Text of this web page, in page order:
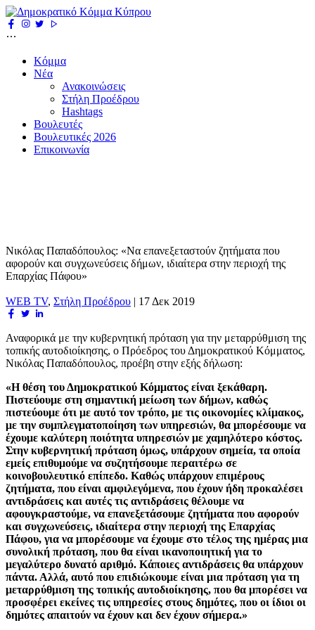
Κόμμα
Νέα
Ανακοινώσεις
Στήλη Προέδρου
Hashtags
Βουλευτές
Βουλευτικές 2026
Επικοινωνία
Νικόλας Παπαδόπουλος: «Να επανεξεταστούν ζητήματα που
αφορούν και συγχωνεύσεις δήμων, ιδιαίτερα στην περιοχή της
Επαρχίας Πάφου»
WEB TV, Στήλη Προέδρου | 17 Δεκ 2019
Αναφορικά με την κυβερνητική πρόταση για την μεταρρύθμιση της
τοπικής αυτοδιοίκησης, ο Πρόεδρος του Δημοκρατικού Κόμματος,
Νικόλας Παπαδόπουλος, προέβη στην εξής δήλωση:
«Η θέση του Δημοκρατικού Κόμματος είναι ξεκάθαρη.
Πιστεύουμε στη σημαντική μείωση των δήμων, καθώς
πιστεύουμε ότι με αυτό τον τρόπο, με τις οικονομίες κλίμακος,
με την συμπλεγματοποίηση των υπηρεσιών, θα μπορέσουμε να
έχουμε καλύτερη ποιότητα υπηρεσιών με χαμηλότερο κόστος.
Στην κυβερνητική πρόταση όμως, υπάρχουν σημεία, τα οποία
εμείς επιθυμούμε να συζητήσουμε περαιτέρω σε
κοινοβουλευτικό επίπεδο. Καθώς υπάρχουν επιμέρους
ζητήματα, που είναι αμφιλεγόμενα, που έχουν ήδη προκαλέσει
αντιδράσεις και αυτές τις αντιδράσεις θέλουμε να
αφουγκραστούμε, να επανεξετάσουμε ζητήματα που αφορούν
και συγχωνεύσεις, ιδιαίτερα στην περιοχή της Επαρχίας
Πάφου, για να μπορέσουμε να έχουμε στο τέλος της ημέρας μια
συνολική πρόταση, που θα είναι ικανοποιητική για το
μεγαλύτερο δυνατό αριθμό. Κάποιες αντιδράσεις θα υπάρχουν
πάντα. Αλλά, αυτό που επιδιώκουμε είναι μια πρόταση για τη
μεταρρύθμιση της τοπικής αυτοδιοίκησης, που θα μπορέσει να
προσφέρει εκείνες τις υπηρεσίες στους δημότες, που οι ίδιοι οι
δημότες απαιτούν να έχουν και δεν έχουν σήμερα.»